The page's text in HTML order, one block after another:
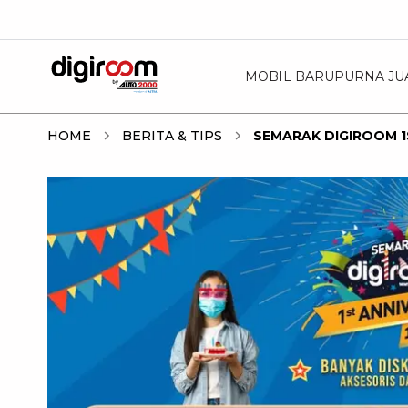
MOBIL BARUPURNA
HOME BERITA & TIPS SEMARAK DIGIROOM